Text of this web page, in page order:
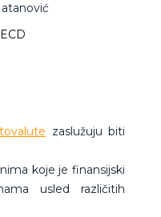
zaslužuju biti
koje je finansijski
usled različitih